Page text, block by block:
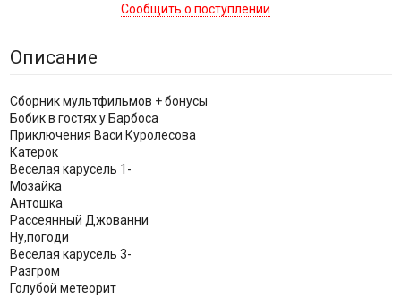
Сообщить о поступлении
Описание
Сборник мультфильмов + бонусы
Бобик в гостях у Барбоса
Приключения Васи Куролесова
Катерок
Веселая карусель 1-
Мозайка
Антошка
Рассеянный Джованни
Ну,погоди
Веселая карусель 3-
Разгром
Голубой метеорит